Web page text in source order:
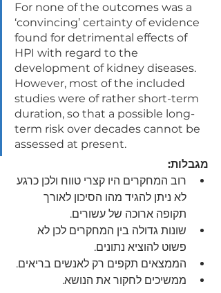
For none of the outcomes was a
‘convincing’ certainty of evidence
found for detrimental effects of
HPI with regard to the
development of kidney diseases.
However, most of the included
studies were of rather short-term
duration, so that a possible long-
term risk over decades cannot be
assessed at present.
מגבלות:
רוב המחקרים היו קצרי טווח ולכן כרגע
לא ניתן להגיד מהו הסיכון לאורך
תקופה ארוכה של עשורים.
שונות גדולה בין המחקרים לכן לא
פשוט להוציא נתונים.
הממצאים תקפים רק לאנשים בריאים.
ממשיכים לחקור את הנושא.